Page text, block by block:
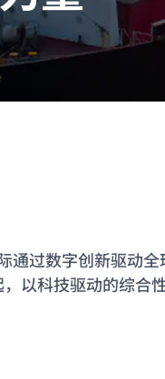
通过数字创新驱动
，以科技驱动的综合